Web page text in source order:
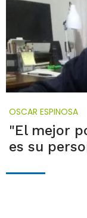
OSCAR ESPINOSA
"El mejor
es su